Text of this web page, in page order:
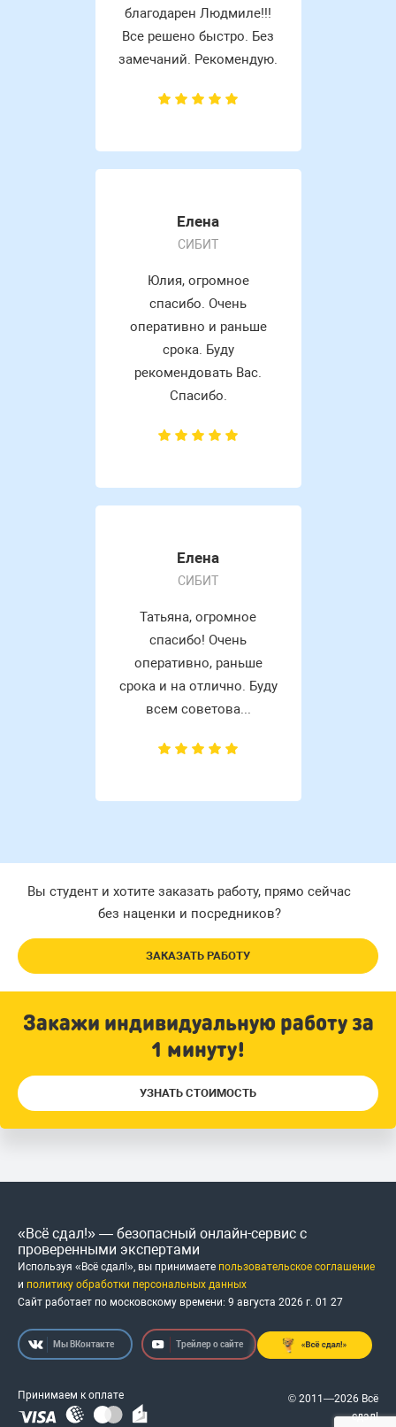
благодарен Людмиле!!!
Все решено быстро. Без
замечаний. Рекомендую.
Елена
СИБИТ
Юлия, огромное
спасибо. Очень
оперативно и раньше
срока. Буду
рекомендовать Вас.
Спасибо.
Елена
СИБИТ
Татьяна, огромное
спасибо! Очень
оперативно, раньше
срока и на отлично. Буду
всем советова...
Вы студент и хотите заказать работу, прямо сейчас
без наценки и посредников?
ЗАКАЗАТЬ РАБОТУ
Закажи индивидуальную работу за
1 минуту!
УЗНАТЬ СТОИМОСТЬ
«Всё сдал!» — безопасный онлайн-сервис с
проверенными экспертами
Используя «Всё сдал!», вы принимаете пользовательское соглашение
и политику обработки персональных данных
Сайт работает по московскому времени: 9 августа 2026 г. 01 27
Мы ВКонтакте Трейлер о сайте
Принимаем к оплате
© 2011—2026 Всё
сдал!